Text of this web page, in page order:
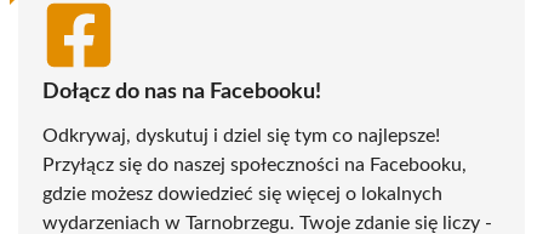
Dołącz do nas na Facebooku!
Odkrywaj, dyskutuj i dziel się tym co najlepsze!
Przyłącz się do naszej społeczności na Facebooku,
gdzie możesz dowiedzieć się więcej o lokalnych
wydarzeniach w Tarnobrzegu. Twoje zdanie się liczy -